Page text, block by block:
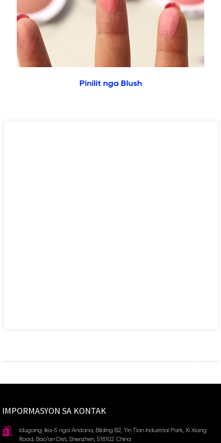
Pinilit nga Blush
IMPORMASYON SA KONTAK
Idugang: Ika-5 nga Andana, Bilding B2, Yin Tian Industrial Park, Xi Xiang
Road, Bao'an Dist, Shenzhen, 518102 China